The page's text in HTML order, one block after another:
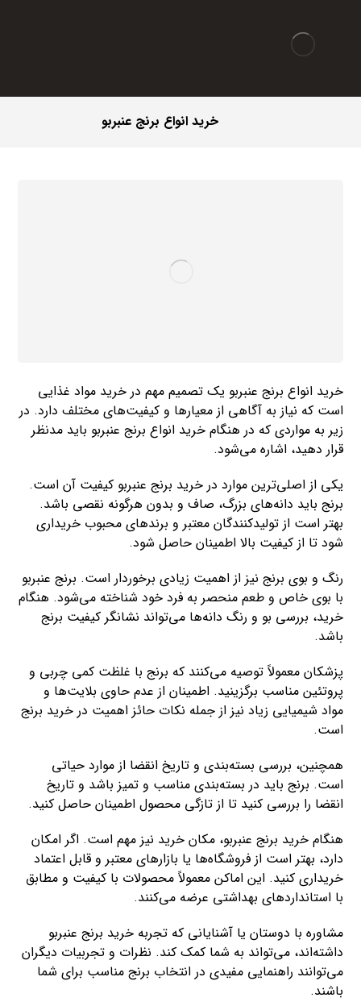
خرید انواع برنج عنبربو
خرید انواع برنج عنبربو یک تصمیم مهم در خرید مواد غذایی
است که نیاز به آگاهی از معیارها و کیفیت‌های مختلف دارد. در
زیر به مواردی که در هنگام خرید انواع برنج عنبربو باید مدنظر
قرار دهید، اشاره می‌شود.
یکی از اصلی‌ترین موارد در خرید برنج عنبربو کیفیت آن است.
برنج باید دانه‌های بزرگ، صاف و بدون هرگونه نقصی باشد.
بهتر است از تولیدکنندگان معتبر و برندهای محبوب خریداری
شود تا از کیفیت بالا اطمینان حاصل شود.
رنگ و بوی برنج نیز از اهمیت زیادی برخوردار است. برنج عنبربو
با بوی خاص و طعم منحصر به فرد خود شناخته می‌شود. هنگام
خرید، بررسی بو و رنگ دانه‌ها می‌تواند نشانگر کیفیت برنج
باشد.
پزشکان معمولاً توصیه می‌کنند که برنج با غلظت کمی چربی و
پروتئین مناسب برگزینید. اطمینان از عدم حاوی بلایت‌ها و
مواد شیمیایی زیاد نیز از جمله نکات حائز اهمیت در خرید برنج
است.
همچنین، بررسی بسته‌بندی و تاریخ انقضا از موارد حیاتی
است. برنج باید در بسته‌بندی مناسب و تمیز باشد و تاریخ
انقضا را بررسی کنید تا از تازگی محصول اطمینان حاصل کنید.
هنگام خرید برنج عنبربو، مکان خرید نیز مهم است. اگر امکان
دارد، بهتر است از فروشگاه‌ها یا بازارهای معتبر و قابل اعتماد
خریداری کنید. این اماکن معمولاً محصولات با کیفیت و مطابق
با استانداردهای بهداشتی عرضه می‌کنند.
مشاوره با دوستان یا آشنایانی که تجربه خرید برنج عنبربو
داشته‌اند، می‌تواند به شما کمک کند. نظرات و تجربیات دیگران
می‌توانند راهنمایی مفیدی در انتخاب برنج مناسب برای شما
باشند.